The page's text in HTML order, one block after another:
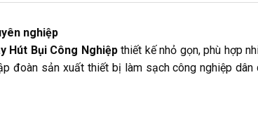
nghiệp
Hút Bụi Công Nghiệpthiết kế nhỏ gọn, phù hợp
đoàn sản xuất thiết bị làm sạch công nghiệp dân